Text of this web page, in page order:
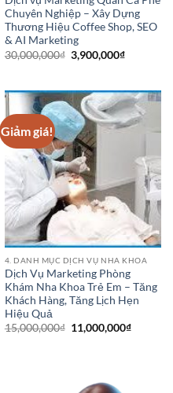
Chuyên Nghiệp – Xây Dựng
Thương Hiệu Coffee Shop, SEO
& AI Marketing
30,000,000₫ Giá
gốc
3,900,000₫Giá
Giảm giá!
4. DANH MỤC DỊCH VỤ NHA KHOA
Dịch Vụ Marketing Phòng
Khám Nha Khoa Trẻ Em – Tăng
Khách Hàng, Tăng Lịch Hẹn
Hiệu Quả
15,000,000₫ Giá
gốc
11,000,000₫Giá